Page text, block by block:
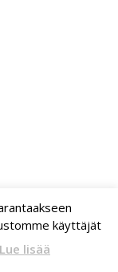
käyttäjät
Lue lisää